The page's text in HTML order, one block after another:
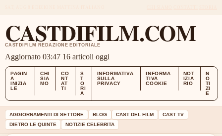
CASTDIFILM.COM
CASTDIFILM REDAZIONE EDITORIALE
Aggiornato 03:47 16 articoli oggi
PAGIN
A
INIZIA
LE
CHI
SIA
MO
CO
NT
AT
TI
S
T
O
RI
A
INFORMATIVA
SULLA
PRIVACY
INFORMA
TIVA
COOKIE
NOT
IZIA
RIO
N
O
TI
ZI
E
AGGIORNAMENTI DI SETTORE BLOG CAST DEL FILM
CAST TV
DIETRO LE QUINTE
NOTIZIE CELEBRITA